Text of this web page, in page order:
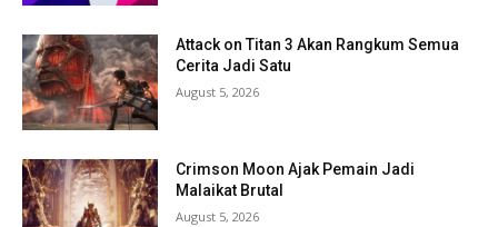
Attack on Titan 3 Akan Rangkum Semua
Cerita Jadi Satu
August 5, 2026
Crimson Moon Ajak Pemain Jadi
Malaikat Brutal
August 5, 2026